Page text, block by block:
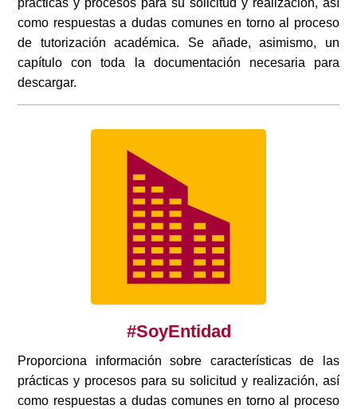
prácticas y procesos para su solicitud y realización, así
como respuestas a dudas comunes en torno al proceso
de tutorización académica. Se añade, asimismo, un
capítulo con toda la documentación necesaria para
descargar.
#SoyEntidad
Proporciona información sobre características de las
prácticas y procesos para su solicitud y realización, así
como respuestas a dudas comunes en torno al proceso